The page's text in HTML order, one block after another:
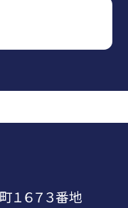
１６７３番地